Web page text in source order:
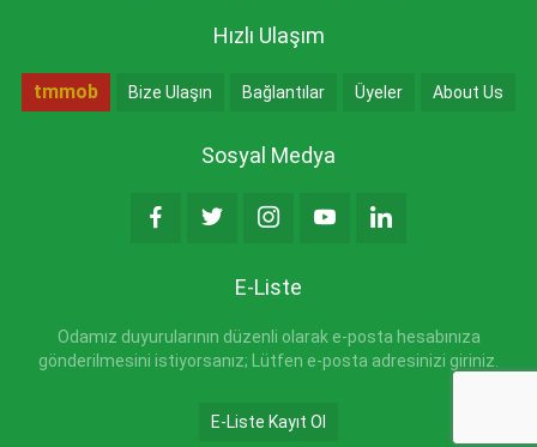
Hızlı Ulaşım
tmmob Bize Ulaşın Bağlantılar Üyeler About Us
Sosyal Medya
E-Liste
Odamız duyurularının düzenli olarak e-posta hesabınıza
gönderilmesini istiyorsanız; Lütfen e-posta adresinizi giriniz.
E-Liste Kayıt Ol